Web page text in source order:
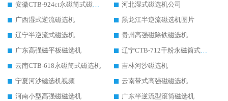
安徽CTB-924ct永磁筒式磁选机
河北湿式磁选机公司
广西湿式逆流磁选机
黑龙江半逆流磁选机图片
辽宁半逆流式磁选机
贵州高强磁除铁磁选机
广东高强磁平板磁选机
辽宁CTB-712干粉永磁筒式磁选机
云南CTB-618永磁筒式磁选机
吉林河沙磁选机
宁夏河沙磁选机视频
云南带式高强磁磁选机
河南小型高强磁磁选机
广东半逆流型滚筒磁选机